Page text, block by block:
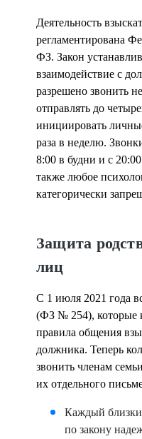
Деятельность
регламентирована
ФЗ. Закон
взаимодействие с
разрешено звонить
отправлять до
инициировать
раза в неделю.
8:00 в будни и с
также любое
категорически
Защита
лиц
С 1 июля 2021 года
(ФЗ № 254), которые
правила общения
должника. Теперь
звонить членам
их отдельного
Каждый
по закону